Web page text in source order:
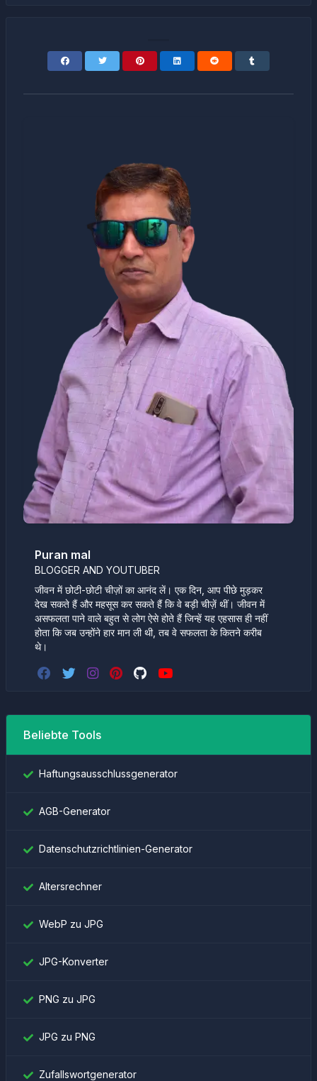
Puran mal
BLOGGER AND YOUTUBER
जीवन में छोटी-छोटी चीज़ों का आनंद लें। एक दिन, आप पीछे मुड़कर
देख सकते हैं और महसूस कर सकते हैं कि वे बड़ी चीज़ें थीं। जीवन में
असफलता पाने वाले बहुत से लोग ऐसे होते हैं जिन्हें यह एहसास ही नहीं
होता कि जब उन्होंने हार मान ली थी, तब वे सफलता के कितने करीब
थे।
Beliebte Tools
Haftungsausschlussgenerator
AGB-Generator
Datenschutzrichtlinien-Generator
Altersrechner
WebP zu JPG
JPG-Konverter
PNG zu JPG
JPG zu PNG
Zufallswortgenerator